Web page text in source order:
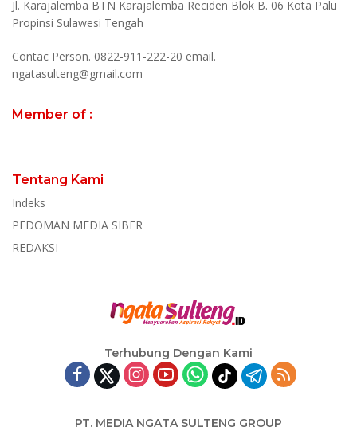
Jl. Karajalemba BTN Karajalemba Reciden Blok B. 06 Kota Palu
Propinsi Sulawesi Tengah
Contac Person. 0822-911-222-20 email.
ngatasulteng@gmail.com
Member of :
Tentang Kami
Indeks
PEDOMAN MEDIA SIBER
REDAKSI
Terhubung Dengan Kami
PT. MEDIA NGATA SULTENG GROUP